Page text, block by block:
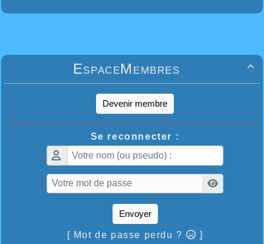

EspaceMembres
Devenir membre
Se reconnecter :
Envoyer
[ Mot de passe perdu ? ]